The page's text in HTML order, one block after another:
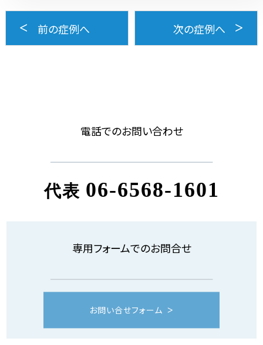
前の症例へ 次の症例へ
電話でのお問い合わせ
代表 06-6568-1601
専用フォームでのお問合せ
お問い合せフォーム